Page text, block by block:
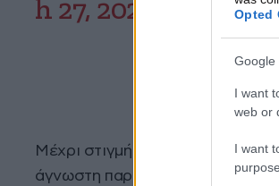
Opted
Google
I want
web or
I want
h 27, 2024
Μέχρι στιγμής δεν είναι
άγνωστη παραμένει η τοποθεσία